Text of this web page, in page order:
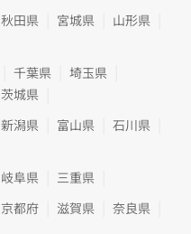
秋田県 宮城県
山形県
千葉県
埼玉県
茨城県
新潟県 富山県
石川県
岐阜県
三重県
京都府 滋賀県
奈良県